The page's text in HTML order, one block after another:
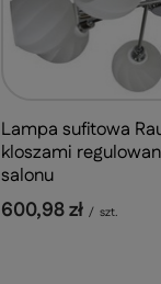
Lampa sufitowa
kloszami
salonu
600,98 zł / szt.